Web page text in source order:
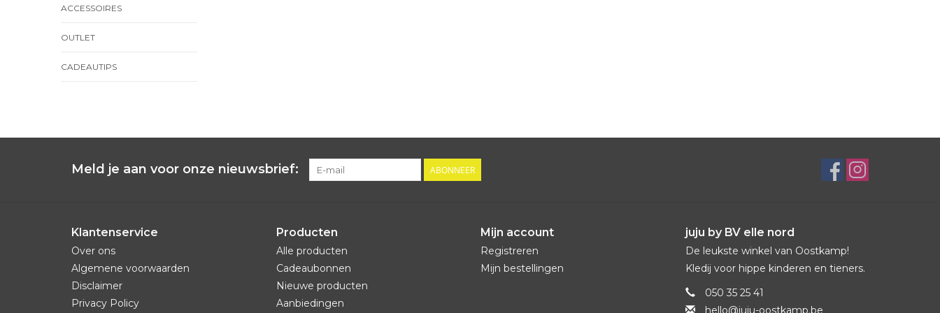
ACCESSOIRES
OUTLET
CADEAUTIPS
Meld je aan voor onze nieuwsbrief: ABONNEER
Klantenservice
Over ons
Algemene voorwaarden
Disclaimer
Privacy Policy
Producten
Alle producten
Cadeaubonnen
Nieuwe producten
Aanbiedingen
Mijn account
Registreren
Mijn bestellingen
juju by BV elle nord
De leukste winkel van Oostkamp!
Kledij voor hippe kinderen en tieners.
050 35 25 41
hello@juju-oostkamp.be